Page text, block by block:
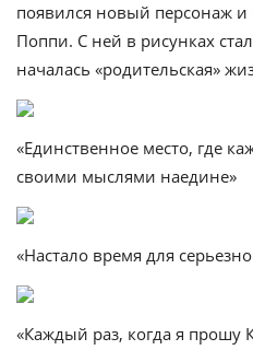
появился новый персонаж
Поппи. С ней в рисунках
началась «родительская»
«Единственное место, где
своими мыслями наедине»
«Настало время для
«Каждый раз, когда я прошу